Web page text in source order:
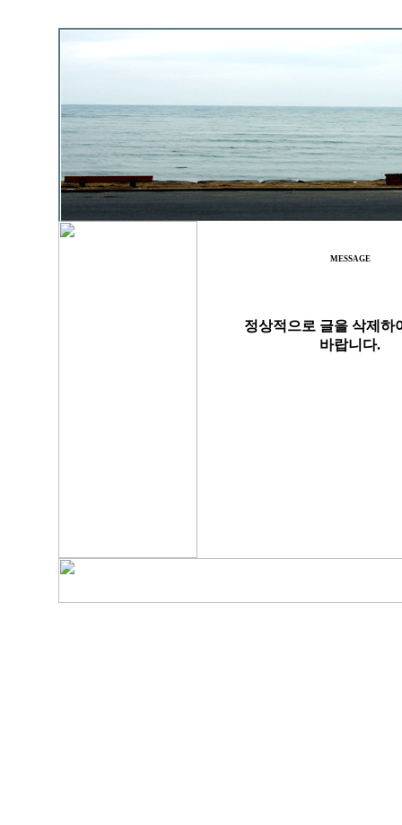
MESSAGE
정상적으로 글을 삭제하
바랍니다.